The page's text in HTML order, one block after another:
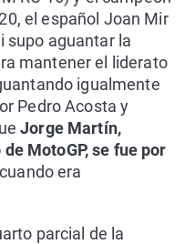
el español Joan Mir
supo aguantar la
mantener el liderato
igualmente
Pedro Acosta y
Jorge Martín,
MotoGP, se fue por
era
parcial de la